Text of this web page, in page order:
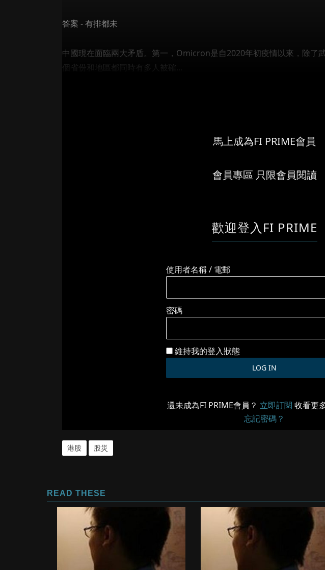
答案 - 有排都未
中國現在面臨兩大矛盾。第一，Omicron是自2020年初疫情以來，除了
個省份和地區都同時有多人被確...
馬上成為FI PRIME會員
會員專區 只限會員閱讀
歡迎登入FI PRIME
使用者名稱 / 電郵
密碼
維持我的登入狀態
還未成為FI PRIME會員？ 立即訂閱 收看更
忘記密碼？
港股 股災
READ THESE